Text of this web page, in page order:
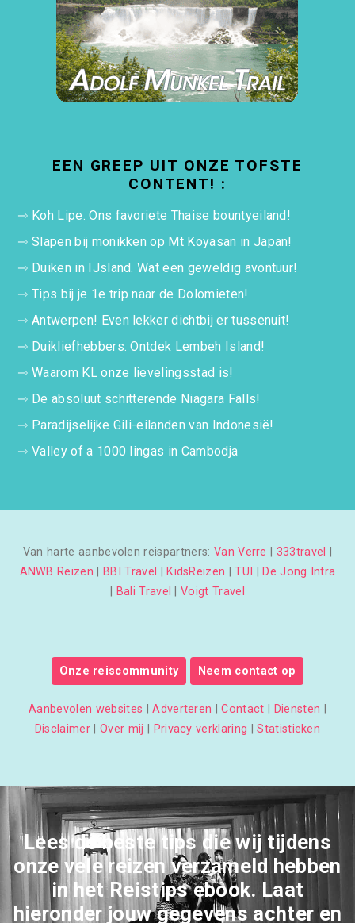
EEN GREEP UIT ONZE TOFSTE
CONTENT! :
⇾ Koh Lipe. Ons favoriete Thaise bountyeiland!
⇾Slapen bij monikken op Mt Koyasan in Japan!
⇾ Duiken in IJsland. Wat een geweldig avontuur!
⇾Tips bij je 1e trip naar de Dolomieten!
⇾Antwerpen! Even lekker dichtbij er tussenuit!
⇾ Duikliefhebbers. Ontdek Lembeh Island!
⇾Waarom KL onze lievelingsstad is!
⇾ De absoluut schitterende Niagara Falls!
⇾ Paradijselijke Gili-eilanden van Indonesië!
⇾Valley of a 1000 lingas in Cambodja
Van harte aanbevolen reispartners: Van Verre 333travel
ANWB Reizen
BBI Travel KidsReizen |TUI
De Jong Intra
Bali Travel |Voigt Travel
Onze reiscommunity Neem contact op
Aanbevolen websites |Adverteren |Contact Diensten
Disclaimer |Over mij Privacy verklaring |Statistieken
Lees de beste tips die wij tijdens
onze vele reizen verzameld hebben
in het Reistips ebook. Laat
hieronder jouw gegevens achter en